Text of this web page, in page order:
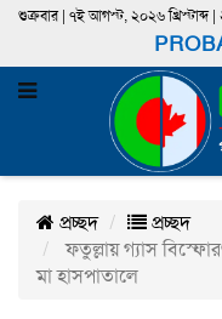
শুক্রবার | ৭ই আগস্ট, ২০২৬ খ্রিস্টাব্দ |
প্রচ্ছদ
প্রচ্ছদ
ফতুল্লায় গ্যাস
মা হাসপাতালে